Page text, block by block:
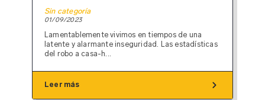
Sin categoría
01/09/2023
Lamentablemente vivimos en tiempos de una
latente y alarmante inseguridad. Las estadísticas
del robo a casa-h...
Leer más chevron_right